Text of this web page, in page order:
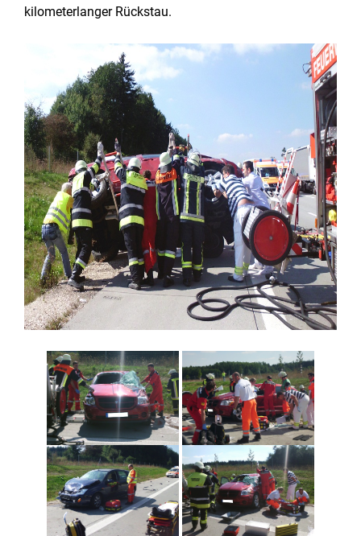
kilometerlanger Rückstau.